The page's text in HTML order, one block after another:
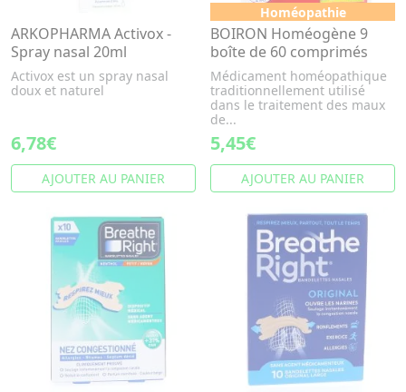
ARKOPHARMA Activox -
Spray nasal 20ml
Activox est un spray nasal
doux et naturel
6,78€
AJOUTER AU PANIER
Homéopathie
BOIRON Homéogène 9
boîte de 60 comprimés
Médicament homéopathique
traditionnellement utilisé
dans le traitement des maux
de...
5,45€
AJOUTER AU PANIER